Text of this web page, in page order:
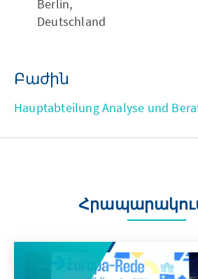
Berlin,
Deutschland
Բաժին
Hauptabteilung Analyse und